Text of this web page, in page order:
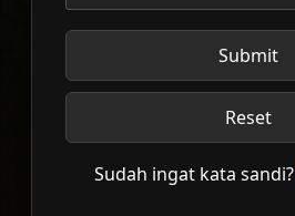
Submit
Reset
Sudah ingat kata sandi?